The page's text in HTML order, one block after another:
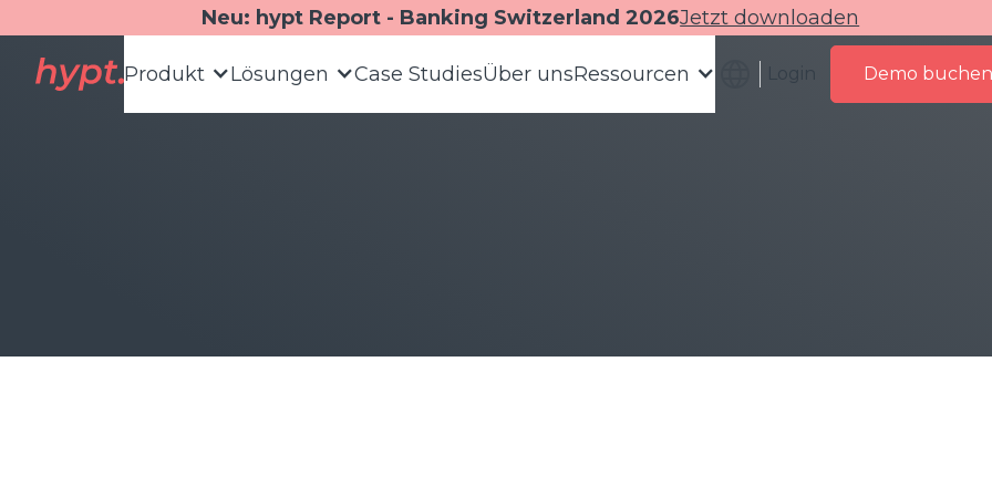
Neu: hypt Report - Banking Switzerland 2026Jetzt downloaden
Produkt Lösungen Case StudiesÜber unsRessourcen Login Demo buchen